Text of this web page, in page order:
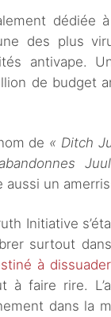
dédiée
des plus
antivape.
de budget
de « Ditch
aussi un
Initiative
surtout
à
à faire rire.
dans la